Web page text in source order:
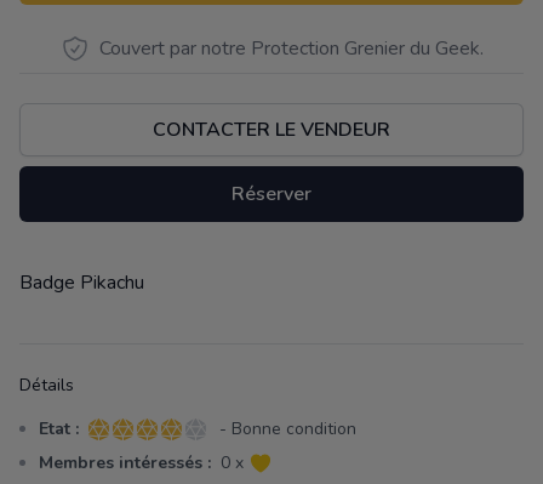
Couvert par notre Protection Grenier du Geek.
CONTACTER LE VENDEUR
Réserver
Description
Badge Pikachu
Détails
Etat : 4 sur 5 étoiles
- Bonne condition
Membres intéressés : 0 x